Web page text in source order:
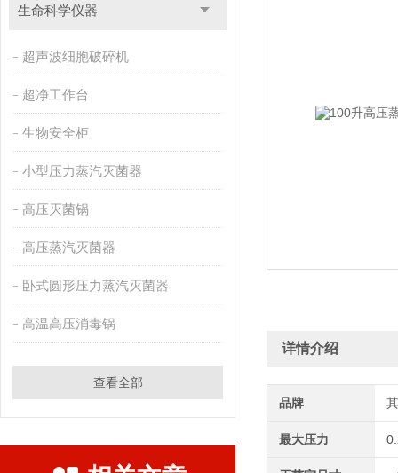
生命科学仪器
超声波细胞破碎机
超净工作台
生物安全柜
小型压力蒸汽灭菌器
高压灭菌锅
高压蒸汽灭菌器
卧式圆形压力蒸汽灭菌器
高温高压消毒锅
查看全部
详情介绍
品牌
最大压力